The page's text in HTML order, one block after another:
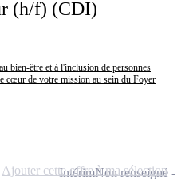
(h/f) (CDI)
bien-être et à l'inclusion de personnes
cœur de votre mission au sein du Foyer
IntérimNon renseigné
Ajouter cette offre à ma sélection